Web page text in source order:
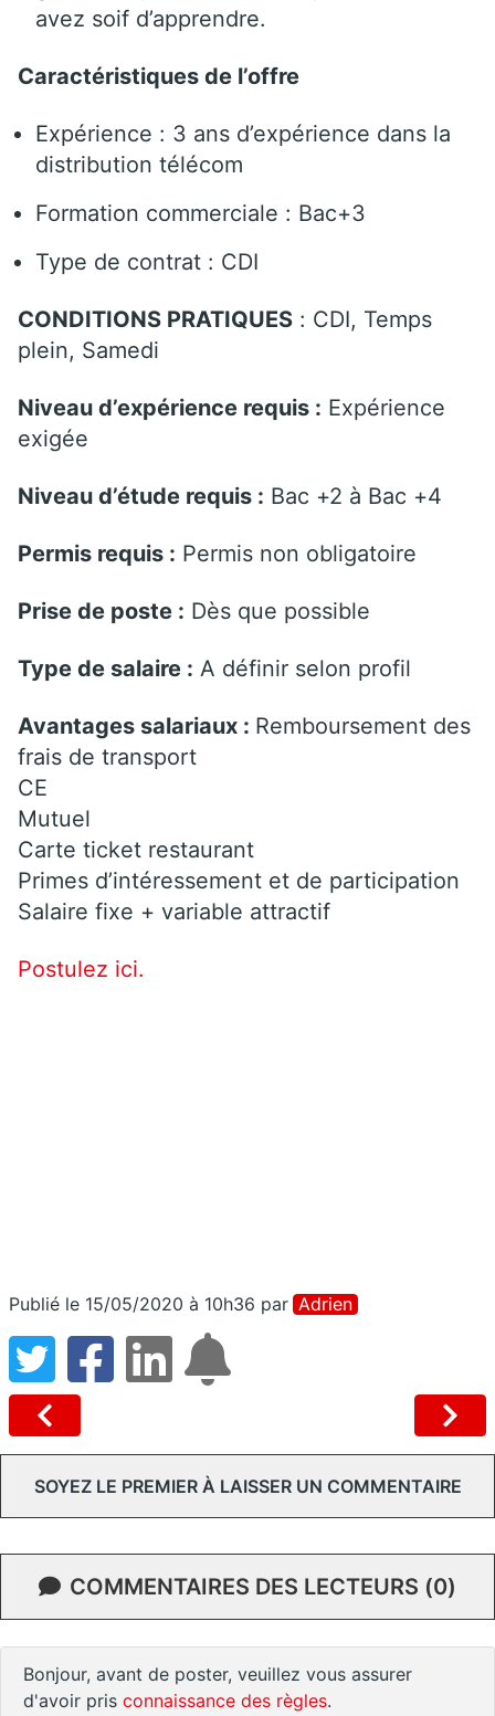
avez soif d’apprendre.
Caractéristiques de l’offre
Expérience : 3 ans d’expérience dans la
distribution télécom
Formation commerciale : Bac+3
Type de contrat : CDI
CONDITIONS PRATIQUES : CDI, Temps
plein, Samedi
Niveau d’expérience requis : Expérience
exigée
Niveau d’étude requis : Bac +2 à Bac +4
Permis requis : Permis non obligatoire
Prise de poste : Dès que possible
Type de salaire : A définir selon profil
Avantages salariaux : Remboursement des
frais de transport
CE
Mutuel
Carte ticket restaurant
Primes d’intéressement et de participation
Salaire fixe + variable attractif
Postulez ici.
Publié le 15/05/2020 à 10h36 par Adrien
SOYEZ LE PREMIER À LAISSER UN COMMENTAIRE
COMMENTAIRES DES LECTEURS (0)
Bonjour, avant de poster, veuillez vous assurer
d'avoir pris connaissance des règles.